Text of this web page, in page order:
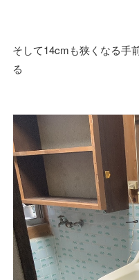
そして14cmも狭くなる手
る